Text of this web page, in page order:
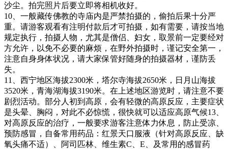
沙尘。拍完照片后要立即将相机收好。
10、一般藏传佛教的寺庙内是严禁拍摄的，偷拍后果十分严
重。请游客观看有注明付款后才可拍摄，如有需要，请按当地
规定执行，拍摄人物，尤其是僧侣、妇女，取景前一定要经对
方允许，以免不必要的麻烦，在野外拍摄时，谨记安全第一，
注意自身身体状况，请大家保管好随身的拍摄器材，谨防丢
失。
11、西宁地区海拔2300米，塔尔寺海拔2650米，日月山海拔
3520米，青海湖海拔3190米。在上述地区游览时，请注意不要
剧烈活动。部分人初到高原，会有轻微的高原反应，主要症状
是头晕、胸闷，对此不必惊慌，很快就可以适应高原气候13、
对高原反应的治疗，一般要求游客注意体力休息，防止受凉、
预防感冒，自备常用药品：红景天口服液（针对高原反应、缺
氧头痛不适）、阿司匹林、维生素C、E、及常用的感冒药